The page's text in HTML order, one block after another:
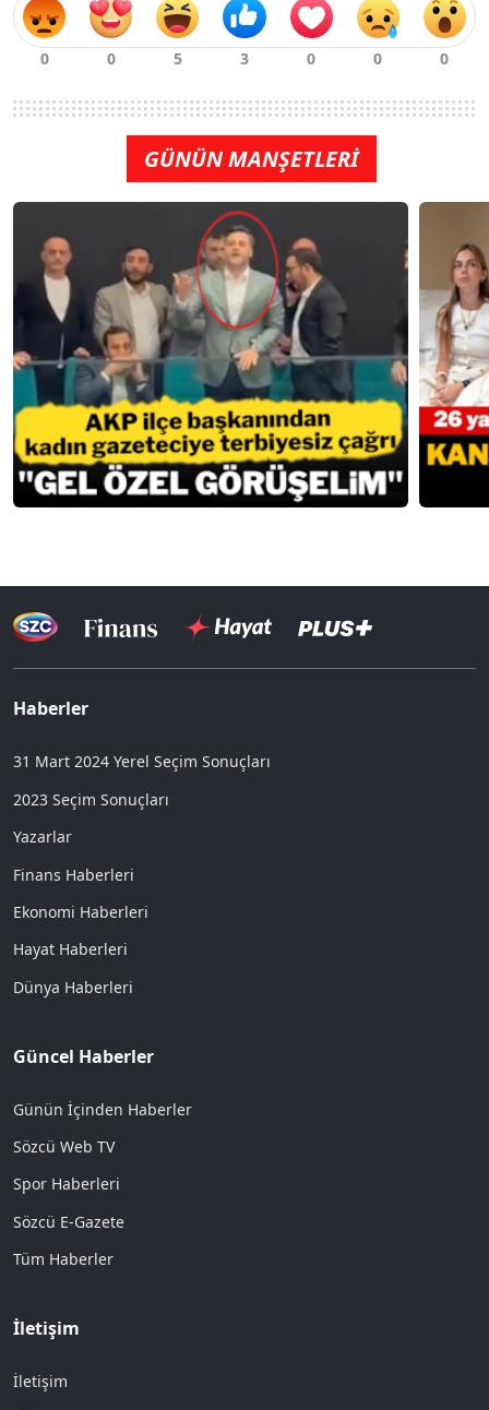
GÜNÜN MANŞETLERİ
Haberler
31 Mart 2024 Yerel Seçim Sonuçları
2023 Seçim Sonuçları
Yazarlar
Finans Haberleri
Ekonomi Haberleri
Hayat Haberleri
Dünya Haberleri
Güncel Haberler
Günün İçinden Haberler
Sözcü Web TV
Spor Haberleri
Sözcü E-Gazete
Tüm Haberler
İletişim
İletişim